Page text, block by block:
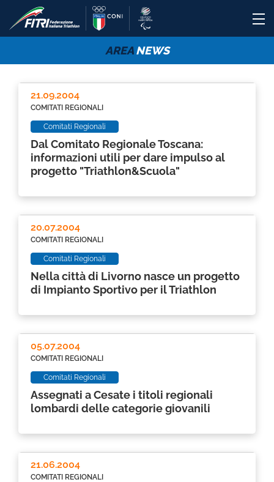
AREANEWS
Dal Comitato Regionale Toscana:
informazioni utili per dare impulso al
progetto "Triathlon&Scuola"
COMITATI REGIONALI
21.09.2004
Comitati Regionali
Nella città di Livorno nasce un progetto
di Impianto Sportivo per il Triathlon
COMITATI REGIONALI
20.07.2004
Comitati Regionali
Assegnati a Cesate i titoli regionali
lombardi delle categorie giovanili
COMITATI REGIONALI
05.07.2004
Comitati Regionali
COMITATI REGIONALI
21.06.2004